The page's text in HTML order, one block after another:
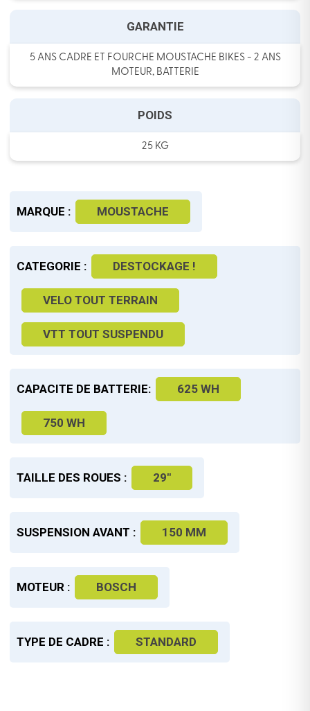
GARANTIE
5 ANS CADRE ET FOURCHE MOUSTACHE BIKES - 2 ANS
MOTEUR, BATTERIE
POIDS
25 KG
MARQUE : MOUSTACHE
CATEGORIE : DESTOCKAGE !
VELO TOUT TERRAIN
VTT TOUT SUSPENDU
CAPACITE DE BATTERIE: 625 WH
750 WH
TAILLE DES ROUES : 29"
SUSPENSION AVANT : 150 MM
MOTEUR : BOSCH
TYPE DE CADRE : STANDARD